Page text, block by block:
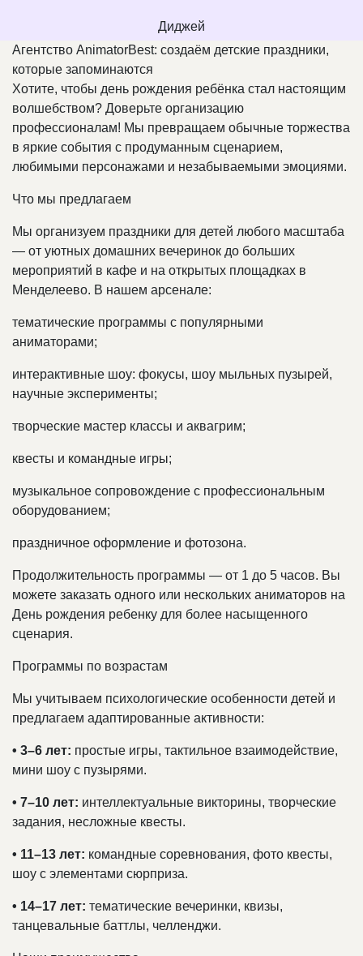
Диджей
Агентство AnimatorBest: создаём детские праздники,
которые запоминаются
Хотите, чтобы день рождения ребёнка стал настоящим
волшебством? Доверьте организацию
профессионалам! Мы превращаем обычные торжества
в яркие события с продуманным сценарием,
любимыми персонажами и незабываемыми эмоциями.
Что мы предлагаем
Мы организуем праздники для детей любого масштаба
— от уютных домашних вечеринок до больших
мероприятий в кафе и на открытых площадках в
Менделеево. В нашем арсенале:
тематические программы с популярными
аниматорами;
интерактивные шоу: фокусы, шоу мыльных пузырей,
научные эксперименты;
творческие мастер классы и аквагрим;
квесты и командные игры;
музыкальное сопровождение с профессиональным
оборудованием;
праздничное оформление и фотозона.
Продолжительность программы — от 1 до 5 часов. Вы
можете заказать одного или нескольких аниматоров на
День рождения ребенку для более насыщенного
сценария.
Программы по возрастам
Мы учитываем психологические особенности детей и
предлагаем адаптированные активности:
• 3–6 лет: простые игры, тактильное взаимодействие,
мини шоу с пузырями.
• 7–10 лет: интеллектуальные викторины, творческие
задания, несложные квесты.
• 11–13 лет: командные соревнования, фото квесты,
шоу с элементами сюрприза.
• 14–17 лет: тематические вечеринки, квизы,
танцевальные баттлы, челленджи.